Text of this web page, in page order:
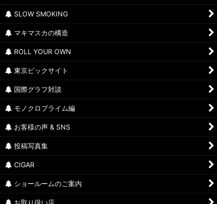
SLOW SMOKING
マキマスカの構造
ROLL YOUR OWN
東京ビックサイト
国際グラフ対談
モノクロプライム編
お客様の声 & SNS
投稿写真集
CIGAR
ショールームのご案内